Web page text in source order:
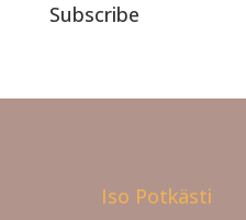
Subscribe
Iso Potkästi